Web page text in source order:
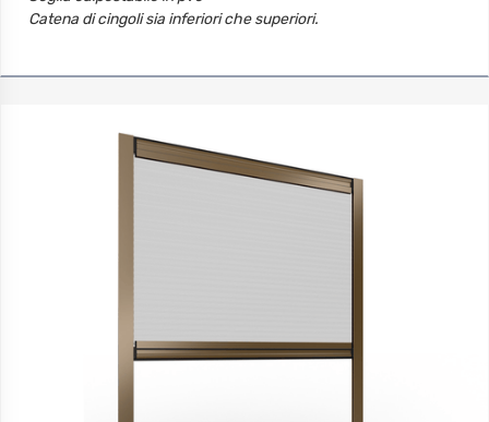
Catena di cingoli sia inferiori che superiori.